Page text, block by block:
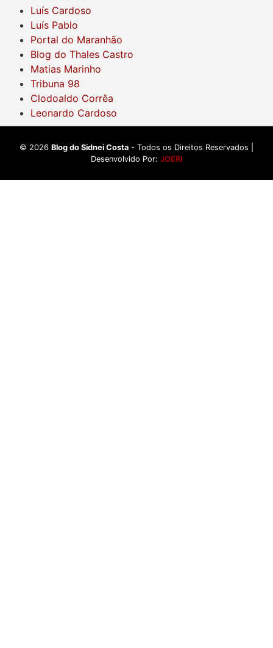
Luís Cardoso
Luís Pablo
Portal do Maranhão
Blog do Thales Castro
Matias Marinho
Tribuna 98
Clodoaldo Corrêa
Leonardo Cardoso
© 2026 Blog do Sidnei Costa - Todos os Direitos Reservados |
Desenvolvido Por: JOERI